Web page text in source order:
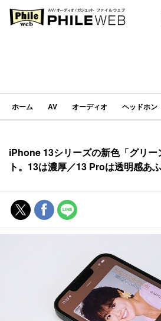
PHILE WEB｜AV/オーディオ/ガジ
ホーム AV オーディオ ヘッドホン
iPhone 13シリーズの新色「グリ
ト。13は濃厚／13 Proは透明感あ